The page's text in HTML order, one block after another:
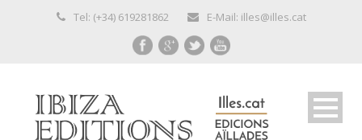
Tel: (+34) 619281862 E-Mail: illes@illes.cat